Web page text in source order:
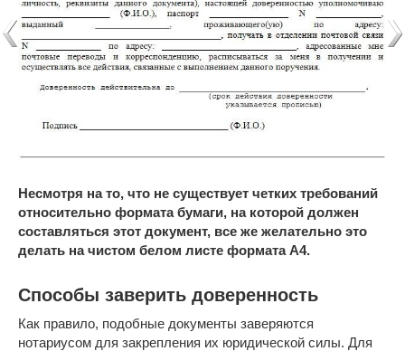
Несмотря на то, что не существует четких требований
относительно формата бумаги, на которой должен
составляться этот документ, все же желательно это
делать на чистом белом листе формата А4.
Способы заверить доверенность
Как правило, подобные документы заверяются
нотариусом для закрепления их юридической силы. Для